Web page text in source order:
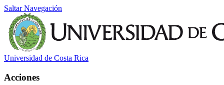
Saltar Navegación
Universidad de Costa Rica
Acciones